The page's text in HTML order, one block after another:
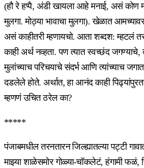
(हौ रे हप्पै, अंडी खायला आहे मनाई, असं कोण
मुलगा. मोठ्या भावाचा मुलगा). खेळात
असं काहीतरी म्हणायचो. आता शब्दश: म्हटलं
काही अर्थ नव्हता. पण त्यात स्वच्छंद जगण्याचे,
मुलांच्याच परिचयाचे संदर्भ आणि त्यांच्याच
दडलेले होते. अर्थात, हा आनंद काही
म्हणणं उचित ठरेल का?
*****
पंजाबमधील तरनतारन जिल्ह्यातल्या पट्टी
माझ्या शाळेसमोर गोळ्या-चॉकलेटं, हंगामी फळं,